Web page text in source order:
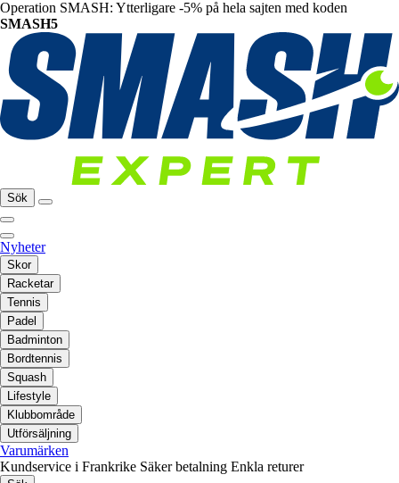
Operation SMASH: Ytterligare -5% på hela sajten med koden
SMASH5
Sök
Nyheter
Skor
Racketar
Tennis
Padel
Badminton
Bordtennis
Squash
Lifestyle
Klubbområde
Utförsäljning
Varumärken
Kundservice i Frankrike Säker betalning Enkla returer